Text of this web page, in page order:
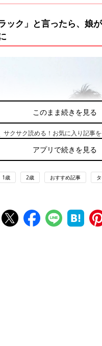
た。最終回となる第12回
ョンの変化を振り返り！
んたろー。パパへのジャ
ック」と言ったら、娘
いさは生まれたときからずっと変わら
このまま続きを見る
サクサク読める！お気に入り記事
アプリで続きを見る
1歳 2歳 おすすめ記事